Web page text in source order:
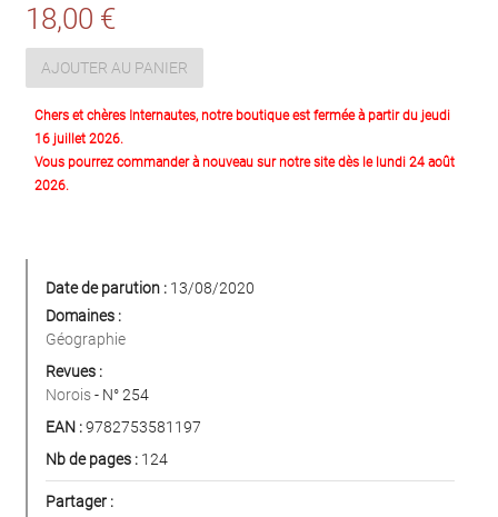
18,00 €
AJOUTER AU PANIER
Chers et chères Internautes, notre boutique est fermée à partir du jeudi
16 juillet 2026.
Vous pourrez commander à nouveau sur notre site dès le lundi 24 août
2026.
Date de parution : 13/08/2020
Domaines :
Géographie
Revues :
Norois- N° 254
EAN :9782753581197
Nb de pages : 124
Partager :